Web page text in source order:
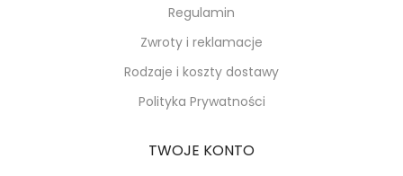
Regulamin
Zwroty i reklamacje
Rodzaje i koszty dostawy
Polityka Prywatności
TWOJE KONTO